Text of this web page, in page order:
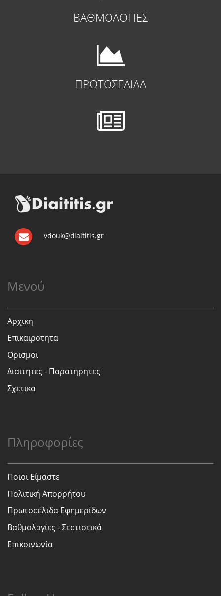
ΒΑΘΜΟΛΟΓΙΕΣ
ΠΡΩΤΟΣΕΛΙΔΑ
vdouk@diaititis.gr
Μενού
Αρχικη
Επικαιροτητα
Ορισμοι
Διαιτητες - Παρατηρητες
Σχετικα
Πληροφορίες
Ποιοι Είμαστε
Πολιτική Απορρήτου
Πρωτοσέλιδα Εφημερίδων
Βαθμολογίες - Στατιστικά
Επικοινωνία